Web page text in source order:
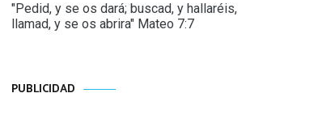
"Pedid, y se os dará; buscad, y hallaréis,
llamad, y se os abrira" Mateo 7:7
PUBLICIDAD